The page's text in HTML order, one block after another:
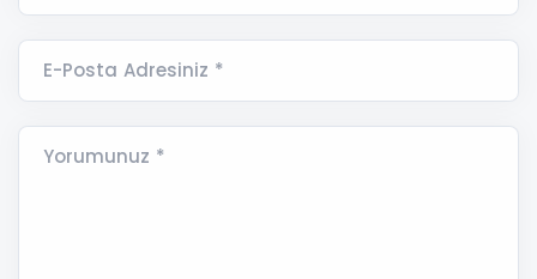
E-Posta Adresiniz *
Yorumunuz *